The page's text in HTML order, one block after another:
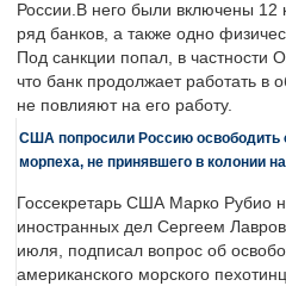
России.В него были включены 12
ряд банков, а также одно
Под санкции попал, в частности
что банк продолжает работать в
не повлияют на его работу.
США попросили Россию освободить
морпеха, не принявшего в колонии
Госсекретарь США Марко Рубио
иностранных дел Сергеем
июля, подписал вопрос об
американского морского